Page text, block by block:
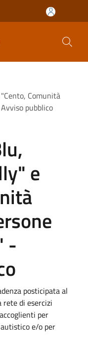
Comunità
pubblico
e
-
posticipata al
rete di esercizi
per
e/o per